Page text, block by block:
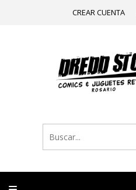
CREAR CUENTA